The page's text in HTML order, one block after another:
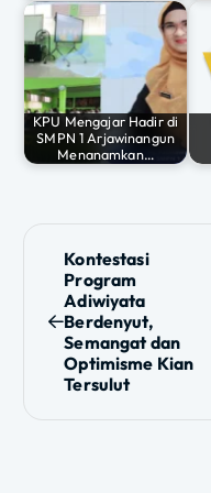
KPU Mengajar Hadir di
SMPN 1 Arjawinangun
Menanamkan…
N
Kontestasi
Program
Adiwiyata
Berdenyut,
Semangat dan
Optimisme Kian
Tersulut